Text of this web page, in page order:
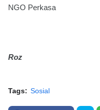
NGO Perkasa
Roz
Tags: Sosial